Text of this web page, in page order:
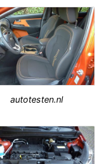
autotesten.nl